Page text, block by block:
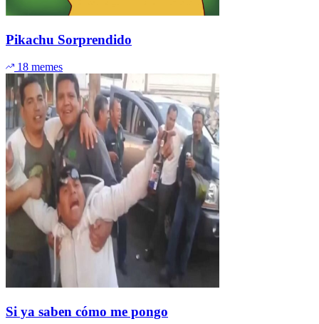
Pikachu Sorprendido
18 memes
Si ya saben cómo me pongo